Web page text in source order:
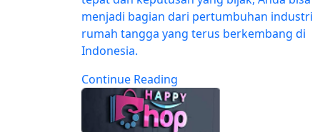
menjadi bagian dari pertumbuhan industri
rumah tangga yang terus berkembang di
Indonesia.
Continue Reading